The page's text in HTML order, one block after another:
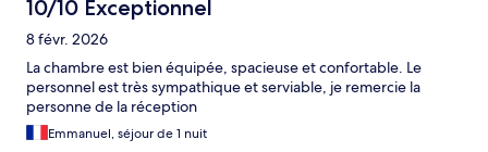
10/10 Exceptionnel
8 févr. 2026
La chambre est bien équipée, spacieuse et confortable. Le
personnel est très sympathique et serviable, je remercie la
personne de la réception
Emmanuel, séjour de 1 nuit